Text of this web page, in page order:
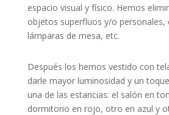
espacio visual y físico. Hemos
objetos superfluos y/o personales,
lámparas de mesa, etc.
Después los hemos vestido con
darle mayor luminosidad y un
una de las estancias: el salón en
dormitorio en rojo, otro en azul y